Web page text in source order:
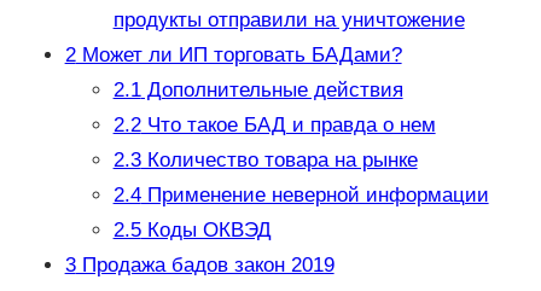
продукты отправили на уничтожение
2Может ли ИП торговать БАДами?
2.1Дополнительные действия
2.2Что такое БАД и правда о нем
2.3Количество товара на рынке
2.4Применение неверной информации
2.5Коды ОКВЭД
3Продажа бадов закон 2019